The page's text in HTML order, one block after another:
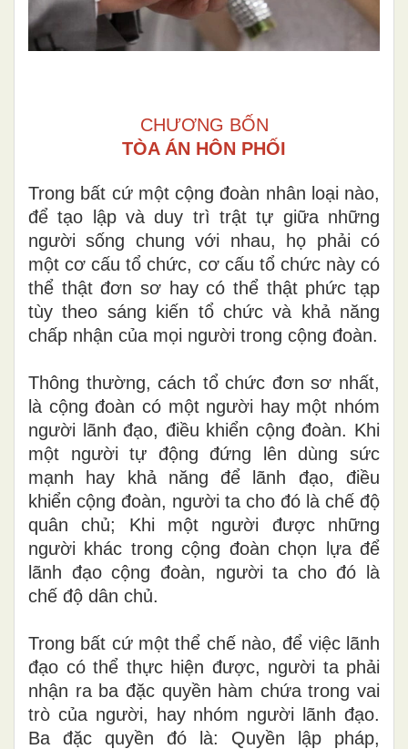
CHƯƠNG BỐN
TÒA ÁN HÔN PHỐI
Trong bất cứ một cộng đoàn nhân loại nào,
để tạo lập và duy trì trật tự giữa những
người sống chung với nhau, họ phải có
một cơ cấu tổ chức, cơ cấu tổ chức này có
thể thật đơn sơ hay có thể thật phức tạp
tùy theo sáng kiến tổ chức và khả năng
chấp nhận của mọi người trong cộng đoàn.
Thông thường, cách tổ chức đơn sơ nhất,
là cộng đoàn có một người hay một nhóm
người lãnh đạo, điều khiển cộng đoàn. Khi
một người tự động đứng lên dùng sức
mạnh hay khả năng để lãnh đạo, điều
khiển cộng đoàn, người ta cho đó là chế độ
quân chủ; Khi một người được những
người khác trong cộng đoàn chọn lựa để
lãnh đạo cộng đoàn, người ta cho đó là
chế độ dân chủ.
Trong bất cứ một thể chế nào, để việc lãnh
đạo có thể thực hiện được, người ta phải
nhận ra ba đặc quyền hàm chứa trong vai
trò của người, hay nhóm người lãnh đạo.
Ba đặc quyền đó là: Quyền lập pháp,